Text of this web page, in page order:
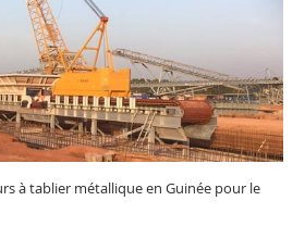
à tablier métallique en Guinée pour le